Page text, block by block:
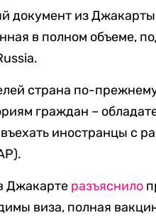
документ из
в полном объеме,
страна по-
граждан –
иностранцы с
Джакарте разъяснило
виза, полная